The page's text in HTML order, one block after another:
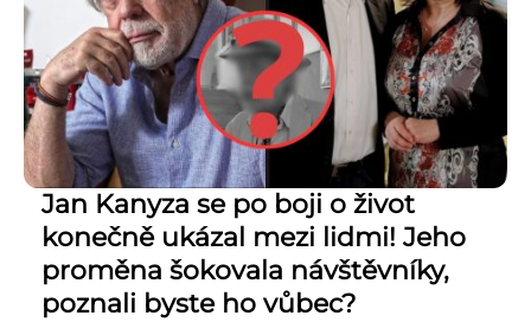
Jan Kanyza se po boji o život
konečně ukázal mezi lidmi! Jeho
proměna šokovala návštěvníky,
poznali byste ho vůbec?